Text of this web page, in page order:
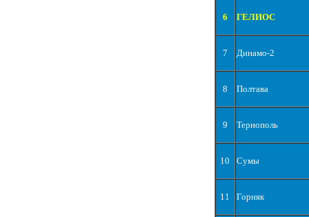
6 ГЕЛИОС
7 Динамо-2
8 Полтава
9 Тернополь
10 Сумы
11 Горняк